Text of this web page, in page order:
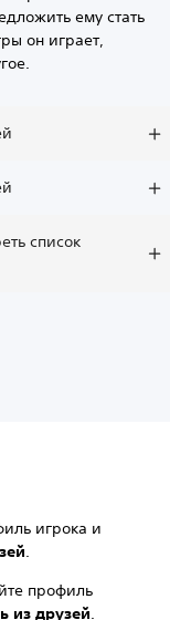
ему стать
он играет,
список
игрока и
.
профиль
из друзей.